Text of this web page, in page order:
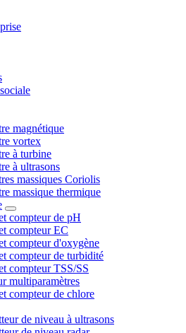
magnétique
vortex
à turbine
à ultrasons
massiques Coriolis
massique thermique
compteur de pH
compteur EC
compteur d'oxygène
compteur de turbidité
compteur TSS/SS
multiparamètres
compteur de chlore
de niveau à ultrasons